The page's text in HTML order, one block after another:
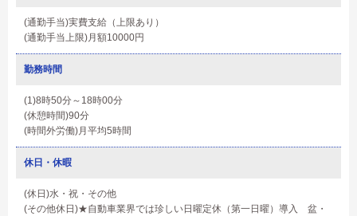
(通勤手当)実費支給（上限あり）
(通勤手当上限)月額10000円
勤務時間
(1)8時50分～18時00分
(休憩時間)90分
(時間外労働)月平均5時間
休日・休暇
(休日)水・祝・その他
(その他休日)★自動車業界では珍しい日曜定休（第一日曜）導入 盆・